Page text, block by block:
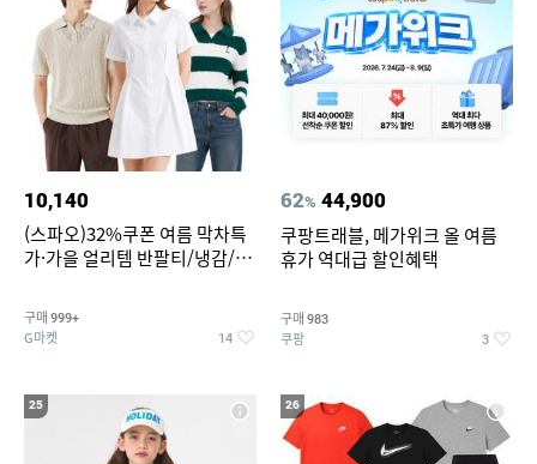
10,140
(스파오)32%쿠폰 여름 막차특
가·가을 얼리템 반팔티/냉감/반
건 외 ~74%OFF
구매 999+
G마켓 14
62% 44,900
쿠팡트래블, 메가위크 올 여름
휴가 역대급 할인혜택
구매 983
쿠팡 3
25 26